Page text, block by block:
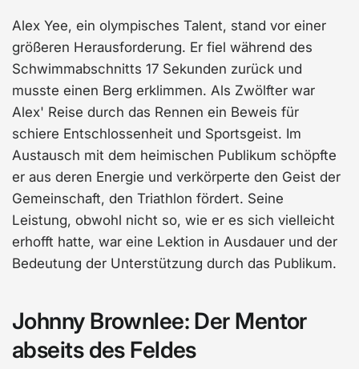
Alex Yee, ein olympisches Talent, stand vor einer
größeren Herausforderung. Er fiel während des
Schwimmabschnitts 17 Sekunden zurück und
musste einen Berg erklimmen. Als Zwölfter war
Alex' Reise durch das Rennen ein Beweis für
schiere Entschlossenheit und Sportsgeist. Im
Austausch mit dem heimischen Publikum schöpfte
er aus deren Energie und verkörperte den Geist der
Gemeinschaft, den Triathlon fördert. Seine
Leistung, obwohl nicht so, wie er es sich vielleicht
erhofft hatte, war eine Lektion in Ausdauer und der
Bedeutung der Unterstützung durch das Publikum.
Johnny Brownlee: Der Mentor
abseits des Feldes